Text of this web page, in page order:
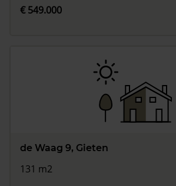
€ 549.000
de Waag 9, Gieten
131 m2